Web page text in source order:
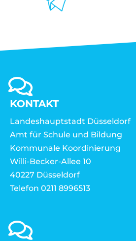
KONTAKT
Landeshauptstadt Düsseldorf
Amt für Schule und Bildung
Kommunale Koordinierung
Willi-Becker-Allee 10
40227 Düsseldorf
Telefon 0211 8996513